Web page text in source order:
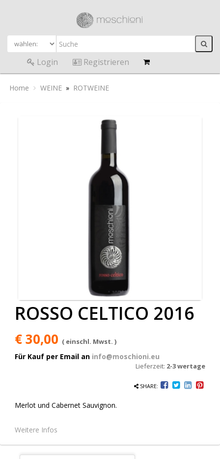
Login Registrieren
Home WEINE » ROTWEINE
ROSSO CELTICO 2016
€ 30,00 ( einschl. Mwst. )
Für Kauf per Email an info@moschioni.eu
Lieferzeit: 2-3 wertage
SHARE:
Merlot und Cabernet Sauvignon.
Weitere Infos